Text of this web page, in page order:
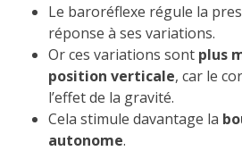
Le baroréflexe régule la
réponse à ses variations.
Or ces variations sont plus
position verticale, car le
l’effet de la gravité.
Cela stimule davantage la
autonome.